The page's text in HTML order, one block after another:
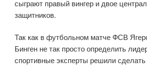
сыграют правый вингер и двое
защитников.
Так как в футбольном матче ФСВ
Бинген не так просто определить
спортивные эксперты решили сделать